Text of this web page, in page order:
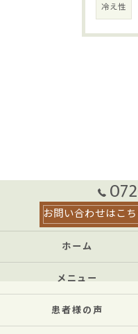
冷え性
お問い合わせはこち
ホーム
メニュー
患者様の声